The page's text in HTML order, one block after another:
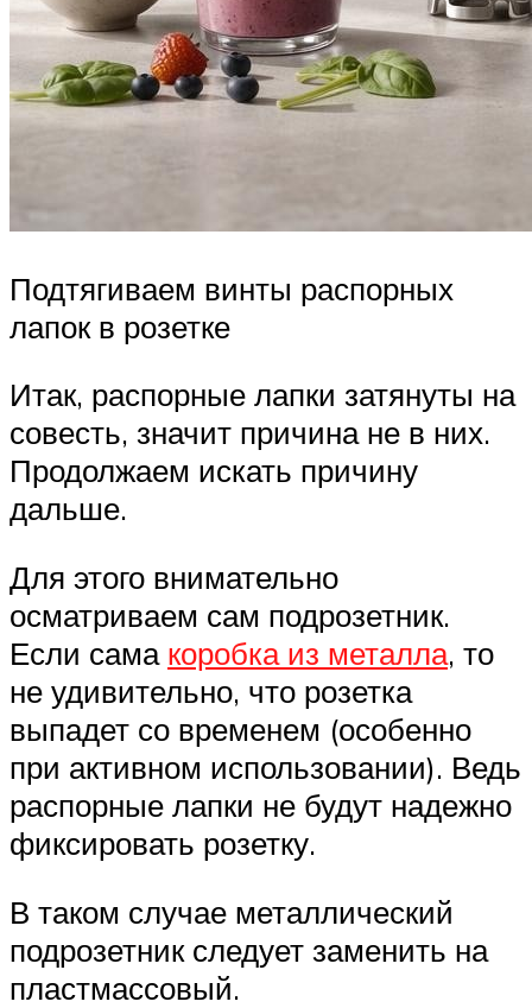
Подтягиваем винты распорных
лапок в розетке
Итак, распорные лапки затянуты на
совесть, значит причина не в них.
Продолжаем искать причину
дальше.
Для этого внимательно
осматриваем сам подрозетник.
Если сама коробка из металла, то
не удивительно, что розетка
выпадет со временем (особенно
при активном использовании). Ведь
распорные лапки не будут надежно
фиксировать розетку.
В таком случае металлический
подрозетник следует заменить на
пластмассовый.